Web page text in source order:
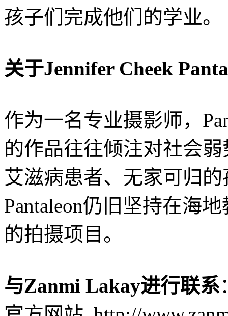
孩子们完成他们的学业。
关于Jennifer Cheek
作为一名专业摄影师，
的作品往往倾注对社会
艾滋病患者、无家可归
Pantaleon仍旧坚持在海
的拍摄项目。
与Zanmi Lakay进行联系